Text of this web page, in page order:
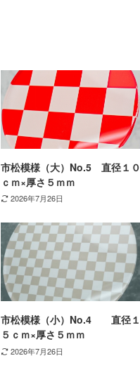
市松模様（大）No.5 直径１０
ｃｍ×厚さ５ｍｍ
2026年7月26日
市松模様（小）No.4 直径１
５ｃｍ×厚さ５ｍｍ
2026年7月26日